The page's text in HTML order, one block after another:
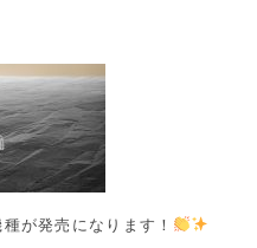
が発売になります！